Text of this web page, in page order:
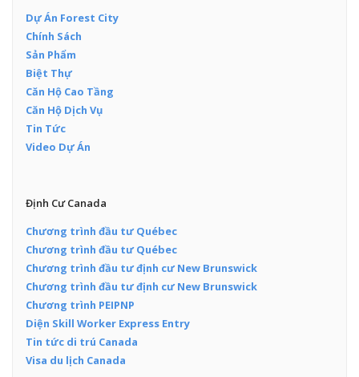
Dự Án Forest City
Chính Sách
Sản Phẩm
Biệt Thự
Căn Hộ Cao Tầng
Căn Hộ Dịch Vụ
Tin Tức
Video Dự Án
Định Cư Canada
Chương trình đầu tư Québec
Chương trình đầu tư Québec
Chương trình đầu tư định cư New Brunswick
Chương trình đầu tư định cư New Brunswick
Chương trình PEIPNP
Diện Skill Worker Express Entry
Tin tức di trú Canada
Visa du lịch Canada